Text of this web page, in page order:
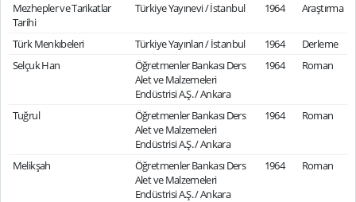
Mezhepler ve Tarikatlar
Tarihi
Türkiye Yayınevi / İstanbul 1964 Araştırma
Türk Menkıbeleri Türkiye Yayınları / İstanbul 1964
Derleme
Selçuk Han
Öğretmenler Bankası Ders
Alet ve Malzemeleri
Endüstrisi A.Ş. / Ankara
1964 Roman
Tuğrul
Öğretmenler Bankası Ders
Alet ve Malzemeleri
Endüstrisi A.Ş. / Ankara
1964 Roman
Melikşah
Öğretmenler Bankası Ders
Alet ve Malzemeleri
Endüstrisi A.Ş. / Ankara
1964 Roman